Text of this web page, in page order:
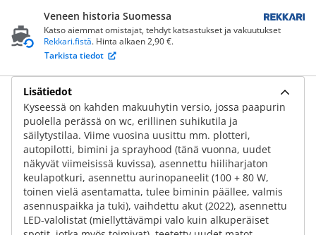
Veneen historia Suomessa
Katso aiemmat omistajat, tehdyt katsastukset ja vakuutukset
Rekkari.fistä. Hinta alkaen 2,90 €.
Tarkista tiedot
Lisätiedot
Kyseessä on kahden makuuhytin versio, jossa paapurin
puolella perässä on wc, erillinen suhikutila ja
säilytystilaa. Viime vuosina uusittu mm. plotteri,
autopilotti, bimini ja sprayhood (tänä vuonna, uudet
näkyvät viimeisissä kuvissa), asennettu hiiliharjaton
keulapotkuri, asennettu aurinopaneelit (100 + 80 W,
toinen vielä asentamatta, tulee biminin päällee, valmis
asennuspaikka ja tuki), vaihdettu akut (2022), asennettu
LED-valolistat (miellyttävämpi valo kuin alkuperäiset